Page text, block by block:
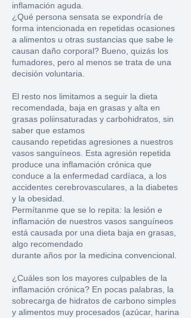
inflamación aguda.
¿Qué persona sensata se expondría de
forma intencionada en repetidas ocasiones
a alimentos u otras sustancias que sabe le
causan daño corporal? Bueno, quizás los
fumadores, pero al menos se trata de una
decisión voluntaria.
El resto nos limitamos a seguir la dieta
recomendada , baja en grasas y alta en
grasas poliinsaturadas y carbohidratos, sin
saber que estamos
causando repetidas agresiones a nuestros
vasos sanguíneos. Esta agresión repetida
produce una inflamación crónica que
conduce a la enfermedad cardíaca, a los
accidentes cerebrovasculares, a la diabetes
y la obesidad.
Permítanme que se lo repita: la lesión e
inflamación de nuestros vasos sanguíneos
está causada por una dieta baja en grasas,
algo recomendado
durante años por la medicina convencional.
¿Cuáles son los mayores culpables de la
inflamación crónica? En pocas palabras, la
sobrecarga de hidratos de carbono simples
y alimentos muy procesados (azúcar, harina